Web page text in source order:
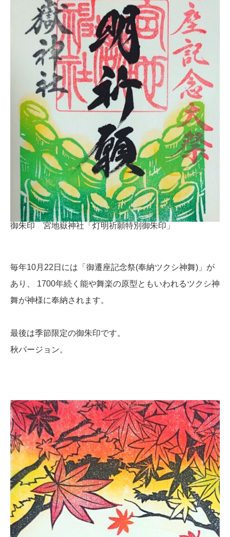
御朱印 宮地嶽神社「灯明祈願特別御朱印」
毎年10月22日には「御遷座記念祭(奉納ツクシ神舞)」が
あり、 1700年続く能や舞楽の原型ともいわれるツクシ神
舞が神様に奉納されます。
最後は季節限定の御朱印です。
秋バージョン。